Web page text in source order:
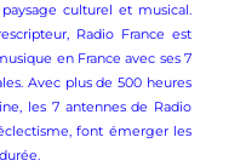
culturel et musical.
Radio France est
en France avec ses 7
Avec plus de 500 heures
les 7 antennes de Radio
font émerger les